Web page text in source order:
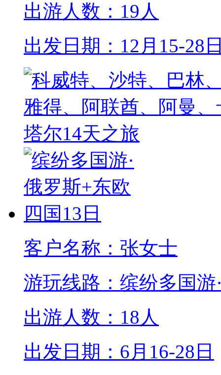
出游人数：19人
出发日期：12月15-28
客户名称：张女士
游玩线路：缤纷多国
出游人数：18人
出发日期：6月16-28日